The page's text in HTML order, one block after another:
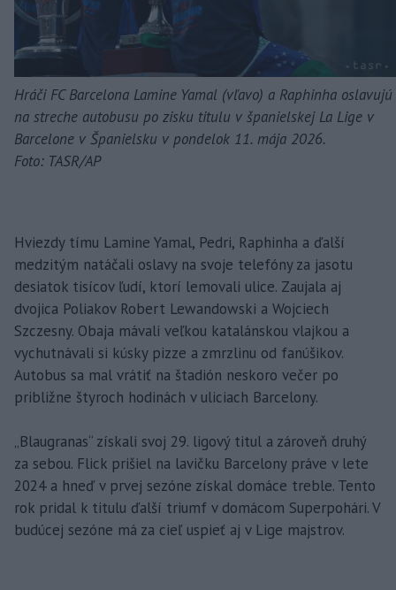
Hráči FC Barcelona Lamine Yamal (vľavo) a Raphinha oslavujú
na streche autobusu po zisku titulu v španielskej La Lige v
Barcelone v Španielsku v pondelok 11. mája 2026.
Foto: TASR/AP
Hviezdy tímu Lamine Yamal, Pedri, Raphinha a ďalší
medzitým natáčali oslavy na svoje telefóny za jasotu
desiatok tisícov ľudí, ktorí lemovali ulice. Zaujala aj
dvojica Poliakov Robert Lewandowski a Wojciech
Szczesny. Obaja mávali veľkou katalánskou vlajkou a
vychutnávali si kúsky pizze a zmrzlinu od fanúšikov.
Autobus sa mal vrátiť na štadión neskoro večer po
približne štyroch hodinách v uliciach Barcelony.
„Blaugranas“ získali svoj 29. ligový titul a zároveň druhý
za sebou. Flick prišiel na lavičku Barcelony práve v lete
2024 a hneď v prvej sezóne získal domáce treble. Tento
rok pridal k titulu ďalší triumf v domácom Superpohári. V
budúcej sezóne má za cieľ uspieť aj v Lige majstrov.